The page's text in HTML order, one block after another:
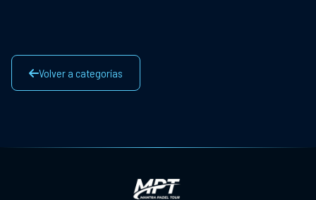
Volver a categorías